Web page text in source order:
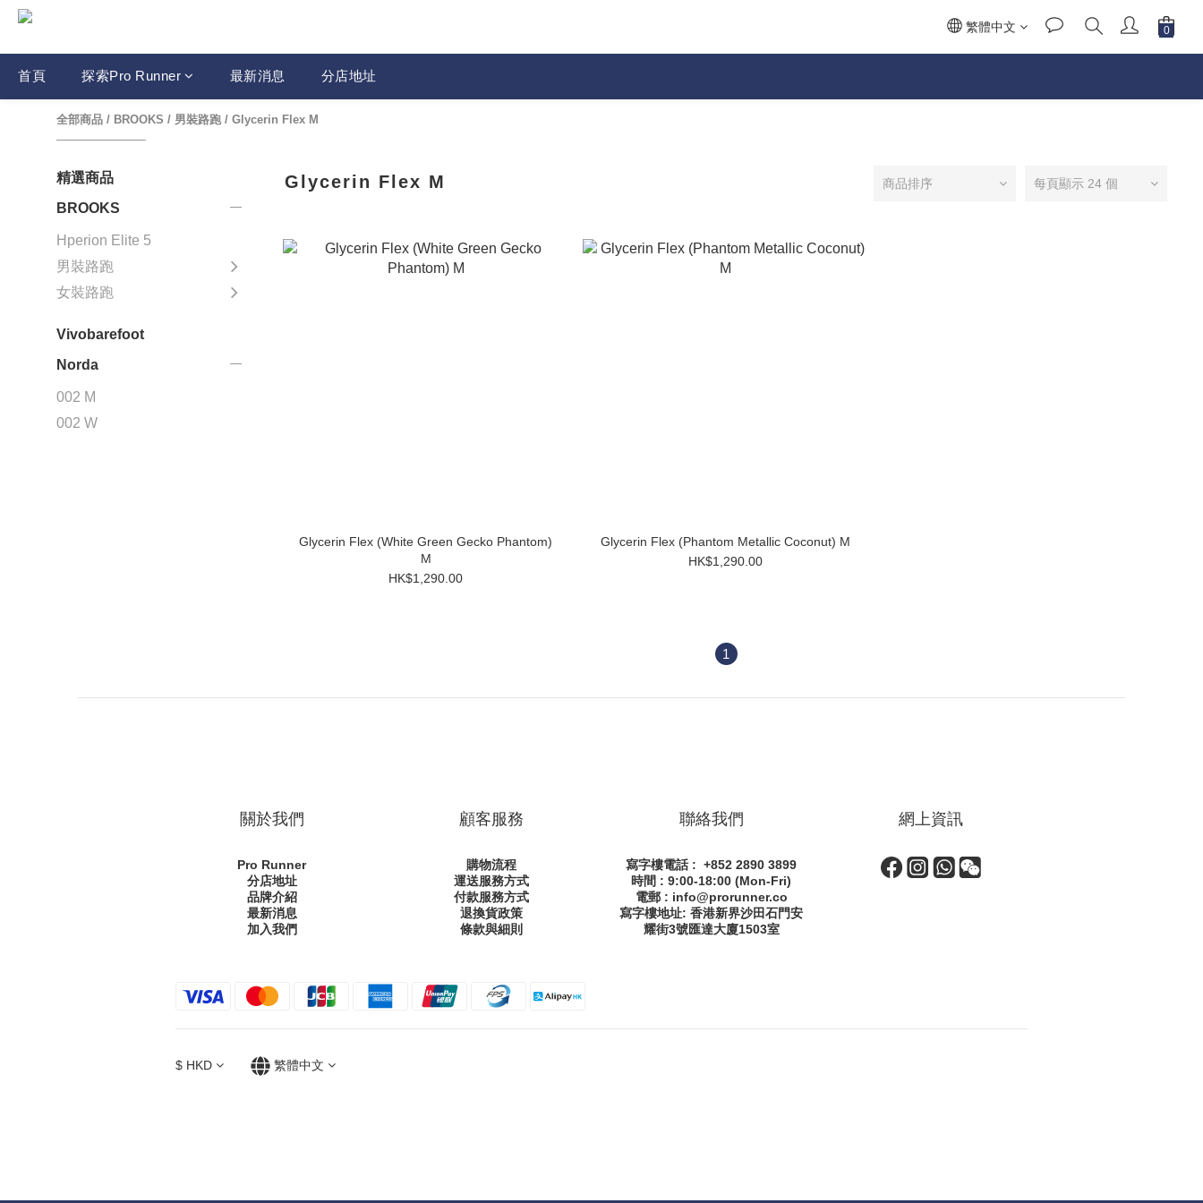
繁體中文
首頁 探索Pro Runner 最新消息 分店地址
全部商品 / BROOKS / 男裝路跑/ Glycerin Flex M
精選商品
BROOKS
Hperion Elite 5
男裝路跑
女裝路跑
Vivobarefoot
Norda
002 M
002 W
Glycerin Flex M 商品排序 每頁顯示 24 個
Glycerin Flex (White Green Gecko Phantom)
M
HK$1,290.00
Glycerin Flex (Phantom Metallic Coconut) M
HK$1,290.00
1
關於我們
Pro Runner
分店地址
品牌介紹
最新消息
加入我們
顧客服務
購物流程
運送服務方式
付款服務方式
退換貨政策
條款與細則
聯絡我們
寫字樓電話 : +852 2890 3899
時間 : 9:00-18:00 (Mon-Fri)
電郵 : info@prorunner.co
寫字樓地址: 香港新界沙田石門安
耀街3號匯達大廈1503室
網上資訊
$ HKD 繁體中文